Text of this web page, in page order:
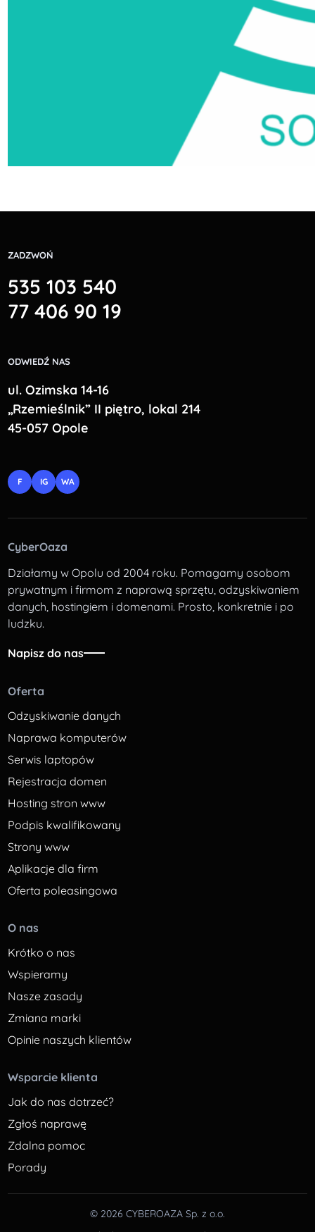
ZADZWOŃ
535 103 540
77 406 90 19
ODWIEDŹ NAS
ul. Ozimska 14-16
„Rzemieślnik” II piętro, lokal 214
45-057 Opole
F IG WA
CyberOaza
Działamy w Opolu od 2004 roku. Pomagamy osobom
prywatnym i firmom z naprawą sprzętu, odzyskiwaniem
danych, hostingiem i domenami. Prosto, konkretnie i po
ludzku.
Napisz do nas
Oferta
Odzyskiwanie danych
Naprawa komputerów
Serwis laptopów
Rejestracja domen
Hosting stron www
Podpis kwalifikowany
Strony www
Aplikacje dla firm
Oferta poleasingowa
O nas
Krótko o nas
Wspieramy
Nasze zasady
Zmiana marki
Opinie naszych klientów
Wsparcie klienta
Jak do nas dotrzeć?
Zgłoś naprawę
Zdalna pomoc
Porady
© 2026 CYBEROAZA Sp. z o.o.